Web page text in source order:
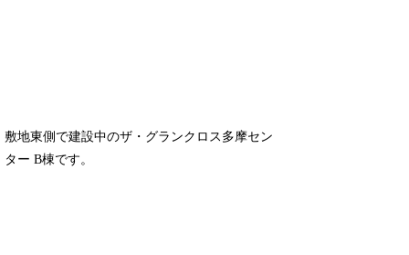
敷地東側で建設中のザ・グランクロス多摩セン
ター B棟です。